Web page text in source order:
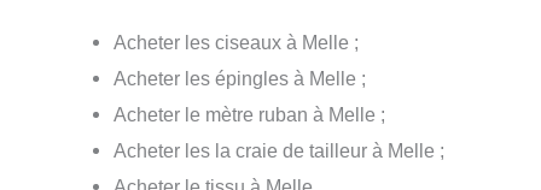
Acheter les ciseaux à Melle ;
Acheter les épingles à Melle ;
Acheter le mètre ruban à Melle ;
Acheter les la craie de tailleur à Melle ;